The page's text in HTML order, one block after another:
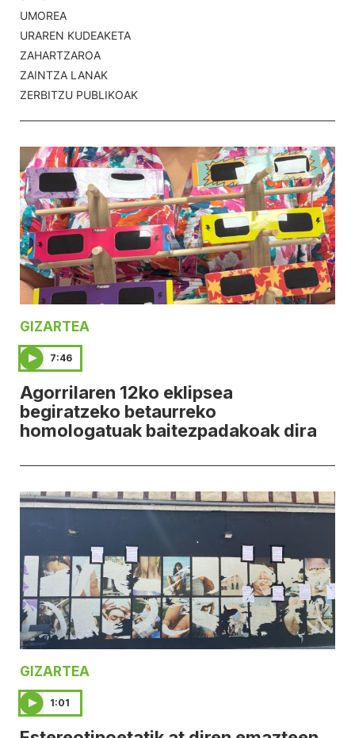
UMOREA
URAREN KUDEAKETA
ZAHARTZAROA
ZAINTZA LANAK
ZERBITZU PUBLIKOAK
GIZARTEA
7:46
Agorrilaren 12ko eklipsea
begiratzeko betaurreko
homologatuak baitezpadakoak dira
GIZARTEA
1:01